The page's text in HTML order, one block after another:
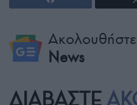
News
ΔΙΑΒΑΣΤΕ